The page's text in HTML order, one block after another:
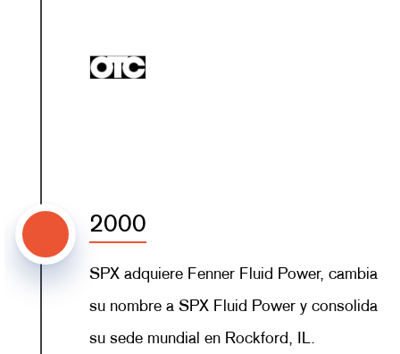
2000
SPX adquiere Fenner Fluid Power, cambia
su nombre a SPX Fluid Power y consolida
su sede mundial en Rockford, IL.